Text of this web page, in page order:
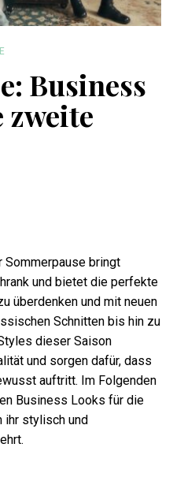
Business
zweite
Sommerpause bringt
und bietet die perfekte
überdenken und mit neuen
Schnitten bis hin zu
dieser Saison
und sorgen dafür, dass
auftritt. Im Folgenden
Business Looks für die
ihr stylisch und